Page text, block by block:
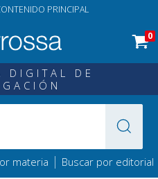
PRINCIPAL
0
DIGITAL DE
materia | Buscar por editorial